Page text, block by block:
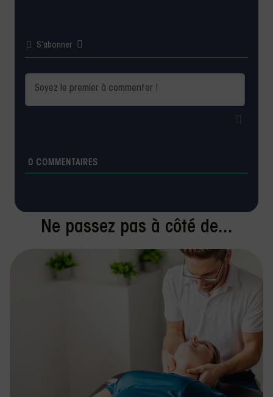
S’abonner
0 COMMENTAIRES
Ne passez pas à côté de...